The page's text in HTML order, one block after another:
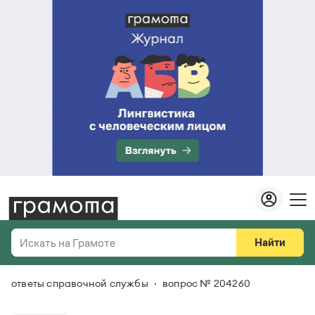
Искать на Грамоте
Справочная служба
Найти
Везде
ответы справочной службы вопрос № 204260